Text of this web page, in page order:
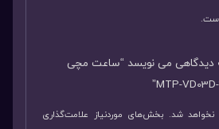
دیدگاهی می نویسد “ساعت مچی
نخواهد شد. بخش‌های موردنیاز علامت‌گذاری